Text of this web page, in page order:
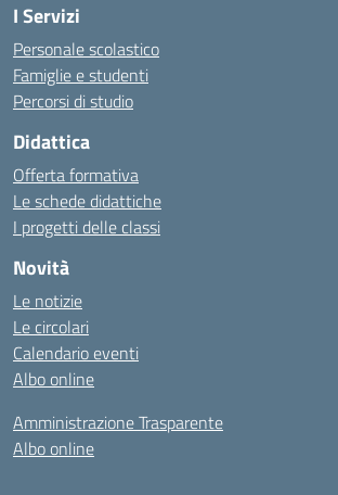
I Servizi
Personale scolastico
Famiglie e studenti
Percorsi di studio
Didattica
Offerta formativa
Le schede didattiche
I progetti delle classi
Novità
Le notizie
Le circolari
Calendario eventi
Albo online
Amministrazione Trasparente
Albo online